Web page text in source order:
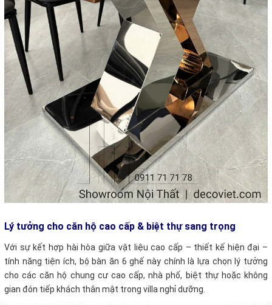
Lý tưởng cho căn hộ cao cấp & biệt thự sang trọng
Với sự kết hợp hài hòa giữa vật liệu cao cấp – thiết kế hiện đại –
tính năng tiện ích, bộ bàn ăn 6 ghế này chính là lựa chọn lý tưởng
cho các căn hộ chung cư cao cấp, nhà phố, biệt thự hoặc không
gian đón tiếp khách thân mật trong villa nghỉ dưỡng.